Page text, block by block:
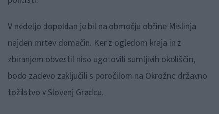
V nedeljo dopoldan je bil na območju občine Mislinja
najden mrtev domačin. Ker z ogledom kraja in z
zbiranjem obvestil niso ugotovili sumljivih okoliščin,
bodo zadevo zaključili s poročilom na Okrožno državno
tožilstvo v Slovenj Gradcu.